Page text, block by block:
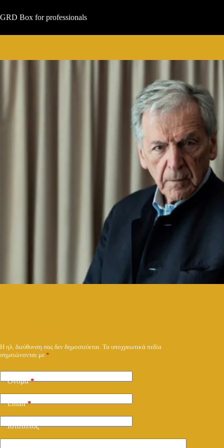
στο
περιεχόμενο
GRD Box for professionals
Η ηλ. διεύθυνση σας δεν δημοσιεύεται. Τα υποχρεωτικά πεδία
σημειώνονται με *
Όνομα*
Email*
Ιστότοπος